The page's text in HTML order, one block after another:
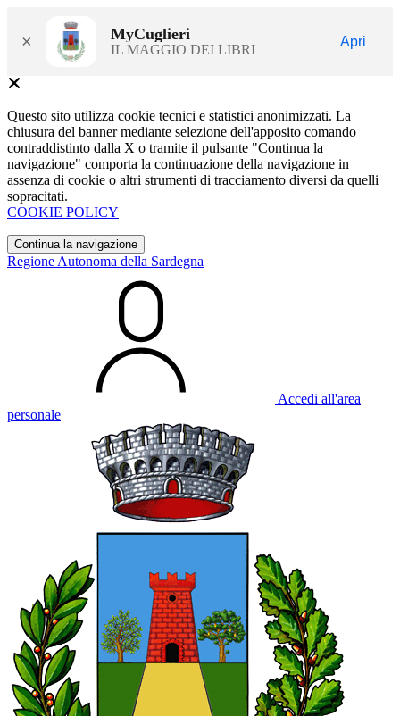
× MyCuglieri
IL MAGGIO DEI LIBRI
Apri
Questo sito utilizza cookie tecnici e statistici anonimizzati. La
chiusura del banner mediante selezione dell'apposito comando
contraddistinto dalla X o tramite il pulsante "Continua la
navigazione" comporta la continuazione della navigazione in
assenza di cookie o altri strumenti di tracciamento diversi da quelli
sopracitati.
COOKIE POLICY
Continua la navigazione
Regione Autonoma della Sardegna
Accedi all'area
personale